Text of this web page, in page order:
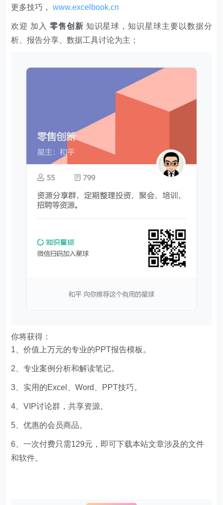
更多技巧，www.excelbook.cn
欢迎 加入 零售创新 知识星球，知识星球主要以数据分
析、报告分享、数据工具讨论为主；
你将获得：
1、价值上万元的专业的PPT报告模板。
2、专业案例分析和解读笔记。
3、实用的Excel、Word、PPT技巧。
4、VIP讨论群，共享资源。
5、优惠的会员商品。
6、一次付费只需129元，即可下载本站文章涉及的文件
和软件。